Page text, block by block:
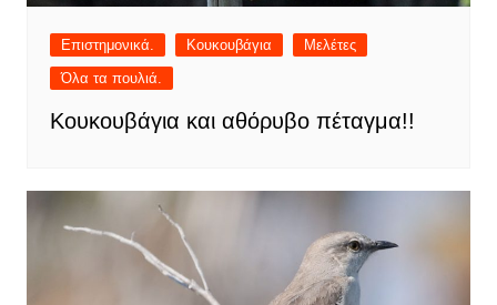
Επιστημονικά. Κουκουβάγια
Μελέτες
Όλα τα πουλιά.
Κουκουβάγια και αθόρυβο πέταγμα!!